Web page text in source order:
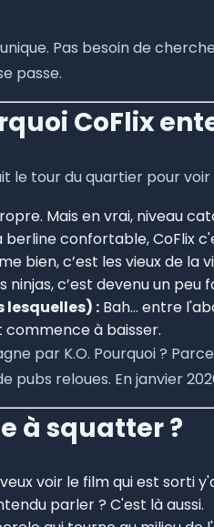
Pas besoin de
passe.
CoFlix
le tour du quartier pour
Mais en vrai, niveau
confortable, CoFlix
bien, c’est les vieux de
c’est devenu un peu
lesquelles) : Bah... entre
à baisser.
par K.O. Pourquoi ?
reloues. En janvier
à squatter ?
voir le film qui est sorti
parler ? C'est là aussi.